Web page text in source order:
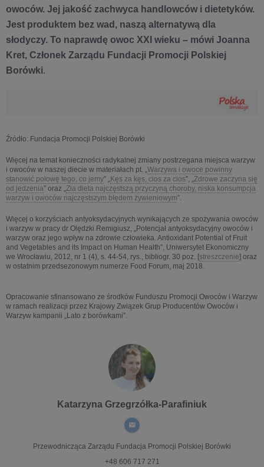
owoców. Jej jakość zachwyca handlowców i dietetyków.
Jest produktem bez wad, naszą alternatywą dla
słodyczy. To naprawdę owoc XXI wieku – mówi Joanna
Kret, Członek Zarządu Fundacji Promocji Polskiej
Borówki.
Źródło: Fundacja Promocji Polskiej Borówki
Więcej na temat konieczności radykalnej zmiany postrzegana miejsca warzyw
i owoców w naszej diecie w materiałach pt. „Warzywa i owoce powinny
stanowić połowę tego, co jemy” „Kęs za kęs, cios za cios”, „Zdrowe zaczyna się
od jedzenia” oraz „Zła dieta najczęstszą przyczyną choroby, niska konsumpcja
warzyw i owoców najczęstszym błędem żywieniowym”.
Więcej o korzyściach antyoksydacyjnych wynikających ze spożywania owoców
i warzyw w pracy dr Olędzki Remigiusz, „Potencjał antyoksydacyjny owoców i
warzyw oraz jego wpływ na zdrowie człowieka. Antioxidant Potential of Fruit
and Vegetables and its Impact on Human Health”, Uniwersytet Ekonomiczny
we Wrocławiu, 2012, nr 1 (4), s. 44-54, rys., bibliogr. 30 poz. [streszczenie] oraz
w ostatnim przedsezonowym numerze Food Forum, maj 2018.
Opracowanie sfinansowano ze środków Funduszu Promocji Owoców i Warzyw
w ramach realizacji przez Krajowy Związek Grup Producentów Owoców i
Warzyw kampanii „Lato z borówkami”.
Katarzyna Grzegrzółka-Parafiniuk
Przewodnicząca Zarządu Fundacja Promocji Polskiej Borówki
+48 606 717 271